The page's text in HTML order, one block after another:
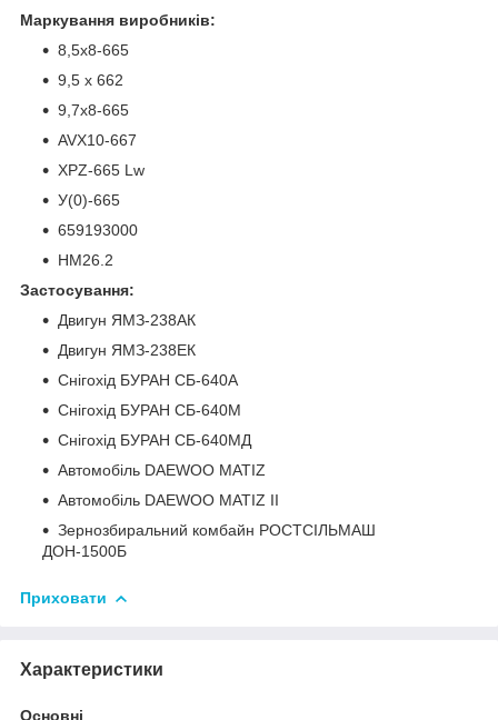
Маркування виробників:
8,5х8-665
9,5 x 662
9,7х8-665
AVX10-667
XPZ-665 Lw
У(0)-665
659193000
HM26.2
Застосування:
Двигун ЯМЗ-238АК
Двигун ЯМЗ-238ЕК
Снігохід БУРАН СБ-640А
Снігохід БУРАН СБ-640М
Снігохід БУРАН СБ-640МД
Автомобіль DAEWOO MATIZ
Автомобіль DAEWOO MATIZ II
Зернозбиральний комбайн РОСТСІЛЬМАШ
ДОН-1500Б
Приховати
Характеристики
Основні